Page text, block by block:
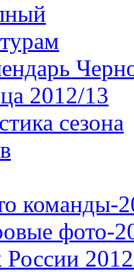
2012/13
сезона
команды-
фото-
России